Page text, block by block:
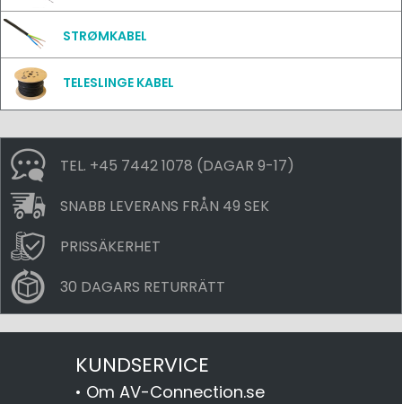
STRØMKABEL
TELESLINGE KABEL
TEL. +45 7442 1078 (DAGAR 9-17)
SNABB LEVERANS FRÅN 49 SEK
PRISSÄKERHET
30 DAGARS RETURRÄTT
KUNDSERVICE
• Om AV-Connection.se